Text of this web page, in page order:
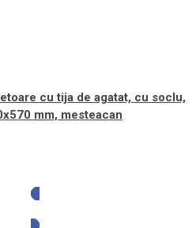
cu tija de agatat, cu soclu,
mm, mesteacan